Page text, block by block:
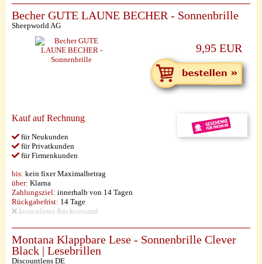
Becher GUTE LAUNE BECHER - Sonnenbrille
Sheepworld AG
9,95 EUR
Kauf auf Rechnung
für Neukunden
für Privatkunden
für Firmenkunden
bis: kein fixer Maximalbetrag
über: Klarna
Zahlungsziel: innerhalb von 14 Tagen
Rückgabefrist: 14 Tage
kostenloser Rückversand
Montana Klappbare Lese - Sonnenbrille Clever
Black | Lesebrillen
Discountlens DE